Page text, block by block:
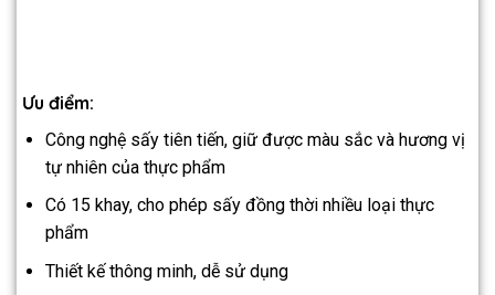
Ưu điểm:
Công nghệ sấy tiên tiến, giữ được màu sắc và hương vị
tự nhiên của thực phẩm
Có 15 khay, cho phép sấy đồng thời nhiều loại thực
phẩm
Thiết kế thông minh, dễ sử dụng